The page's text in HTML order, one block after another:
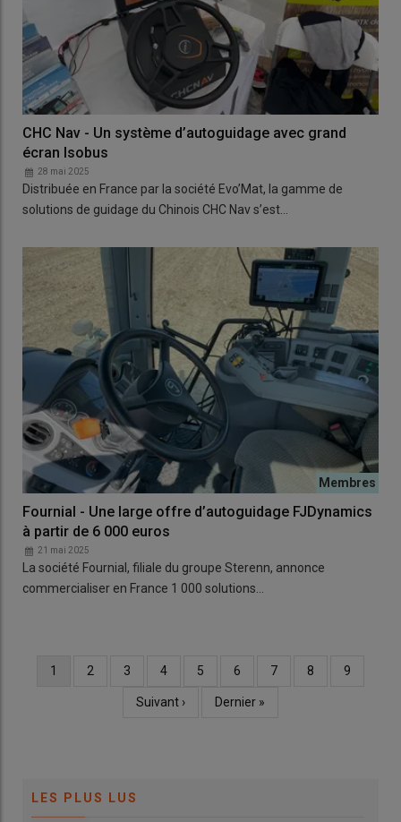
CHC Nav - Un système d’autoguidage avec grand
écran Isobus
28 mai 2025
Distribuée en France par la société Evo’Mat, la gamme de
solutions de guidage du Chinois CHC Nav s’est…
Fournial - Une large offre d’autoguidage FJDynamics
à partir de 6 000 euros
21 mai 2025
La société Fournial, filiale du groupe Sterenn, annonce
commercialiser en France 1 000 solutions…
Page
1 Page
2 Page
3 Page
4 Page
5 Page
6 Page
7 Page
8 Page
9
Page
Suivant ›
Dernière
Dernier »
LES PLUS LUS